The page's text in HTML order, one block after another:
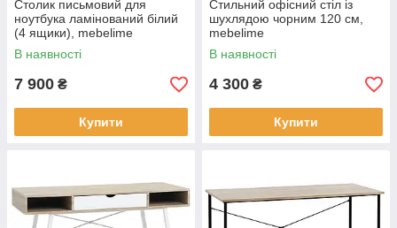
Столик письмовий для
ноутбука ламінований білий
(4 ящики), mebelime
В наявності
7 900 ₴
Купити
Стильний офісний стіл із
шухлядою чорним 120 см,
mebelime
В наявності
4 300 ₴
Купити